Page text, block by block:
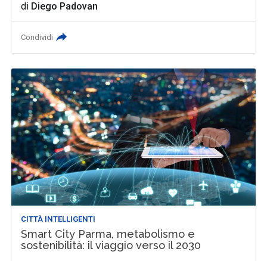
di Diego Padovan
Condividi
CITTÀ INTELLIGENTI
Smart City Parma, metabolismo e
sostenibilità: il viaggio verso il 2030